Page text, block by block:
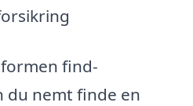
find-
nemt finde en